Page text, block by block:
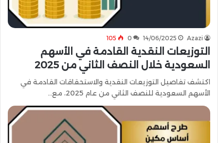
Azazi
14/06/2025
0
105
التوزيعات النقدية القادمة في الأسهم
السعودية خلال النصف الثاني من 2025
اكتشف تفاصيل التوزيعات النقدية والاستحقاقات القادمة في
الأسهم السعودية للنصف الثاني من عام 2025، مع…